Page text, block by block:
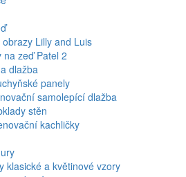
obrazy Lilly and Luis
na zeď Patel 2
dlažba
panely
samolepící dlažba
stěn
kachličky
klasické a květinové vzory